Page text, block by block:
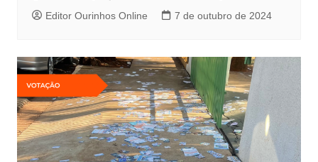
Editor Ourinhos Online 7 de outubro de 2024